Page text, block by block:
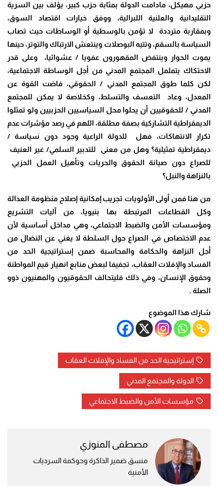
حزبي مهيكل، مادامت الدولة بمثابة حزب كبير، يؤلف بين السرية
التقليدانية والعلنية اللبرالية، ووفق خيارات اقتصاد السوق،
وبمقاربة مترددة لا تؤمن بالوسطية أو الوساطات حيث تصاب
السياسة بالسقم، وتتيه البوصلات وينتعش الارتباك والتوتر، حينها
يموت الحوار وينتفض المقهورون عفويا / عشوائيا، وعلى قدر
الاحتكاك يتململ المجتمع المدني من أجل الوساطة الاجتماعية،
لكن كلما طوق المجتمع المدني / الحقوقي، فاضت القوة عن
المعدل، وعاد التعسف والتسلط، وكخلاصة لا يمكن للمجتمع
المدني / للحقوقيين أن يحلوا محل السياسيين الحزبيين ولو تمثلوا
الديمقراطية التشاركية بصفة مطلقة، اللهم في رصد مؤشرات عدم
تكرار الانتهاكات، فهل للدولة الراعية وجود دون سياسة /
ديمقراطية تمثيلية؟ وهل من معنى للتدبير السلمي/ غير العنيف
للصراع دون صيانة الحقوق والحريات وتأهيل العمل الحزبي
بالنزاهة والنبل؟
من هنا فمن أولى الأولويات تجريب إمكانية إصلاح منظومة العدالة
وكل القطاعات المرتبطة بها بنيويا، من آليات التشريع
ومؤسسات الأمن والضبط الاجتماعي، وهي مداخل أساسية لأن
عدم الاختصاص في الصراع حول السلطة لا يغني عن النضال من
أجل النزاهة والحكامة والمحاسبة ضمن إستراتيجية الحد من
الفساد والإفلات العقاب، تجفيفا لبعض منابع انهيار قيم المواطنة
وحقوق الإنسان، وفي ذلك فليتحالف الحقوقيون والمهنيون ذوو
الصلة .
شارك هذا الموضوع
إستراتيجية الحد من الفساد والإفلات العقاب
الدولة والمجتمع المدني
مؤسسات الأمن والضبط الاجتماعي
مصطفى المنوزي
منسق ضمير الذاكرة وحوكمة السرديات
الأمنية